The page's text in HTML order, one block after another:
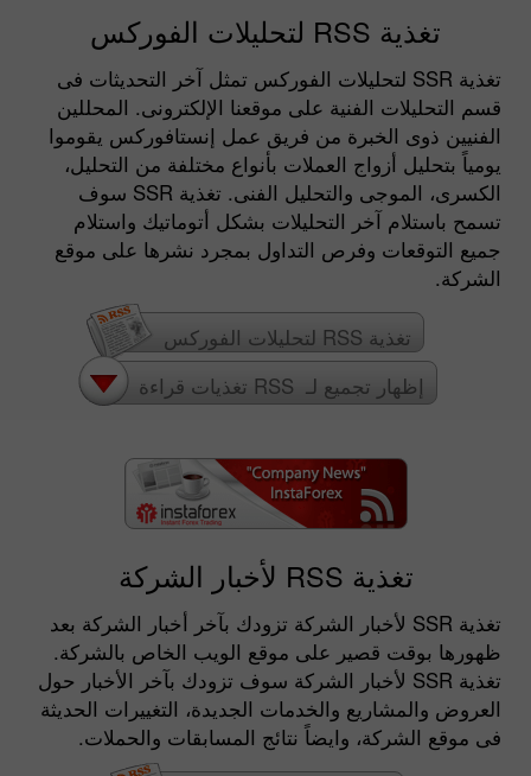
تغذية RSS لتحليلات الفوركس
تغذية RSS لتحليلات الفوركس تمثل آخر التحديثات فى
قسم التحليلات الفنية على موقعنا الإلكترونى. المحللين
الفنيين ذوى الخبرة من فريق عمل إنستافوركس يقوموا
يومياً بتحليل أزواج العملات بأنواع مختلفة من التحليل،
الكسرى، الموجى والتحليل الفنى. تغذية RSS سوف
تسمح باستلام آخر التحليلات بشكل أتوماتيك واستلام
جميع التوقعات وفرص التداول بمجرد نشرها على موقع
الشركة.
تغذية RSS لتحليلات الفوركس
إظهار تجميع لـ RSS تغذيات قراءة
تغذية RSS لأخبار الشركة
تغذية RSS لأخبار الشركة تزودك بآخر أخبار الشركة بعد
ظهورها بوقت قصير على موقع الويب الخاص بالشركة.
تغذية RSS لأخبار الشركة سوف تزودك بآخر الأخبار حول
العروض والمشاريع والخدمات الجديدة، التغييرات الحديثة
فى موقع الشركة، وايضاً نتائج المسابقات والحملات.